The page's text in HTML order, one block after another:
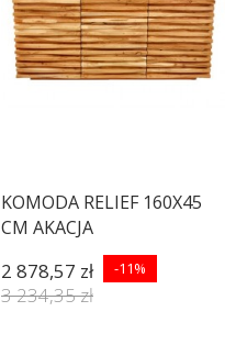
KOMODA RELIEF 160X45
CM AKACJA
2 878,57 zł -11%
3 234,35 zł